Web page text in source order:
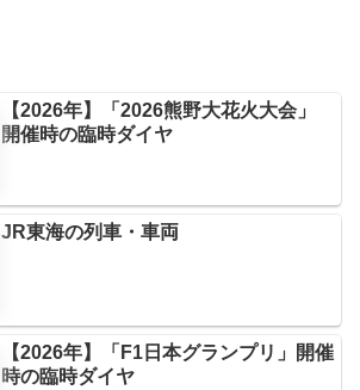
【2026年】「2026熊野大花火大会」
開催時の臨時ダイヤ
JR東海の列車・車両
【2026年】「F1日本グランプリ」開催
時の臨時ダイヤ